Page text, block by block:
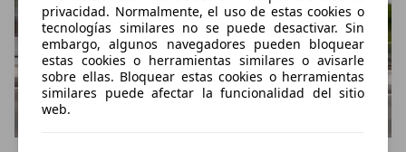
privacidad. Normalmente, el uso de estas cookies o
tecnologías similares no se puede desactivar. Sin
embargo, algunos navegadores pueden bloquear
estas cookies o herramientas similares o avisarle
sobre ellas. Bloquear estas cookies o herramientas
similares puede afectar la funcionalidad del sitio
web.